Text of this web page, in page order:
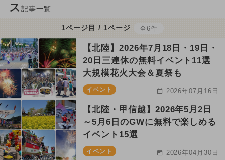
ス 記事一覧
1ページ目 / 1ページ 全6件
【北陸】2026年7月18日・19日・
20日三連休の無料イベント11選
大規模花火大会＆夏祭も
イベント 2026年07月16日
【北陸・甲信越】2026年5月2日
～5月6日のGWに無料で楽しめる
イベント15選
イベント 2026年04月30日